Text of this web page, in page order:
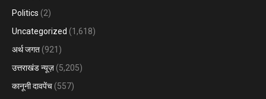
Politics (2)
Uncategorized (1,618)
अर्थ जगत (921)
उत्तराखंड न्यूज़ (5,205)
कानूनी दावपेंच (557)